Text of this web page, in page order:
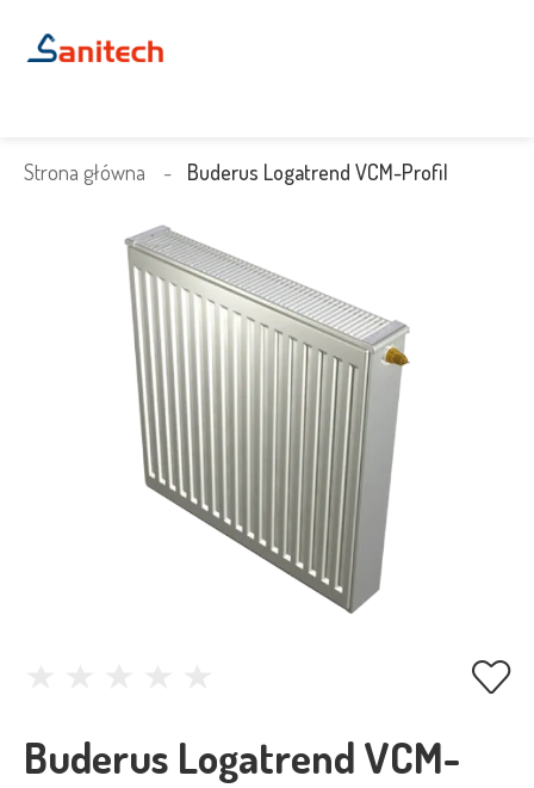
Strona główna Buderus Logatrend VCM-Profil
Buderus Logatrend VCM-